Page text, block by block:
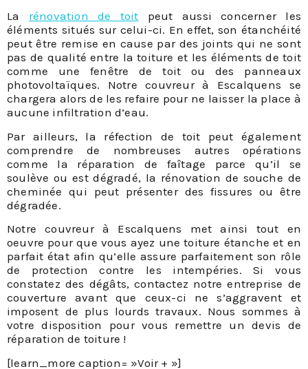
La rénovation de toit peut aussi concerner les
éléments situés sur celui-ci. En effet, son étanchéité
peut être remise en cause par des joints qui ne sont
pas de qualité entre la toiture et les éléments de toit
comme une fenêtre de toit ou des panneaux
photovoltaïques. Notre couvreur à Escalquens se
chargera alors de les refaire pour ne laisser la place à
aucune infiltration d’eau.
Par ailleurs, la réfection de toit peut également
comprendre de nombreuses autres opérations
comme la réparation de faîtage parce qu’il se
soulève ou est dégradé, la rénovation de souche de
cheminée qui peut présenter des fissures ou être
dégradée.
Notre couvreur à Escalquens met ainsi tout en
oeuvre pour que vous ayez une toiture étanche et en
parfait état afin qu’elle assure parfaitement son rôle
de protection contre les intempéries. Si vous
constatez des dégâts, contactez notre entreprise de
couverture avant que ceux-ci ne s’aggravent et
imposent de plus lourds travaux. Nous sommes à
votre disposition pour vous remettre un devis de
réparation de toiture !
[learn_more caption= »Voir + »]